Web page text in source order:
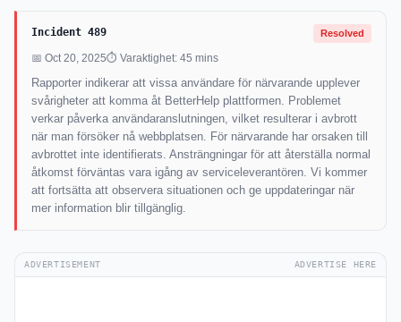
Incident 489 Resolved
📅 Oct 20, 2025⏱ Varaktighet: 45 mins
Rapporter indikerar att vissa användare för närvarande upplever
svårigheter att komma åt BetterHelp plattformen. Problemet
verkar påverka användaranslutningen, vilket resulterar i avbrott
när man försöker nå webbplatsen. För närvarande har orsaken till
avbrottet inte identifierats. Ansträngningar för att återställa normal
åtkomst förväntas vara igång av serviceleverantören. Vi kommer
att fortsätta att observera situationen och ge uppdateringar när
mer information blir tillgänglig.
ADVERTISEMENT ADVERTISE HERE